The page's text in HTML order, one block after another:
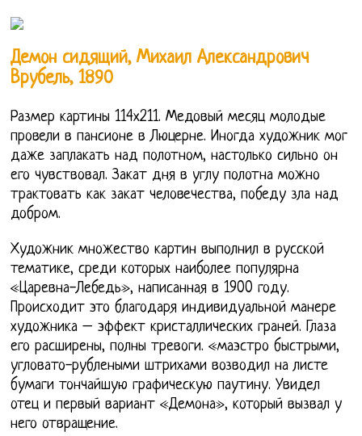
Демон сидящий, Михаил Александрович
Врубель, 1890
Размер картины 114х211. Медовый месяц молодые
провели в пансионе в Люцерне. Иногда художник мог
даже заплакать над полотном, настолько сильно он
его чувствовал. Закат дня в углу полотна можно
трактовать как закат человечества, победу зла над
добром.
Художник множество картин выполнил в русской
тематике, среди которых наиболее популярна
«Царевна-Лебедь», написанная в 1900 году.
Происходит это благодаря индивидуальной манере
художника – эффект кристаллических граней. Глаза
его расширены, полны тревоги. «маэстро быстрыми,
угловато-рублеными штрихами возводил на листе
бумаги тончайшую графическую паутину. Увидел
отец и первый вариант «Демона», который вызвал у
него отвращение.